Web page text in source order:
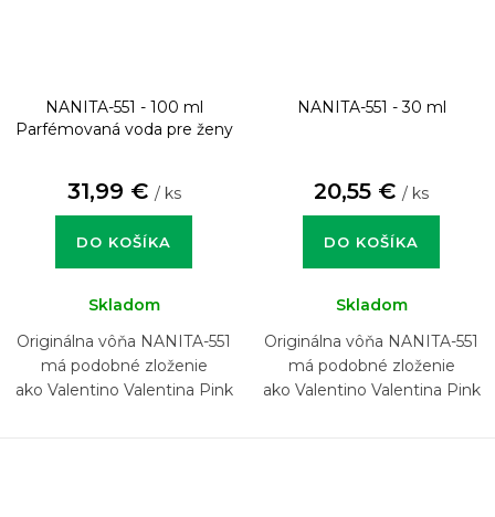
NANITA-551 - 100 ml
Parfémovaná voda pre ženy
31,99 € / ks
DO KOŠÍKA
Skladom
Originálna vôňa NANITA-551
má podobné zloženie
ako Valentino Valentina Pink
NANITA-551 - 30 ml
20,55 € / ks
DO KOŠÍKA
Skladom
Originálna vôňa NANITA-551
má podobné zloženie
ako Valentino Valentina Pink